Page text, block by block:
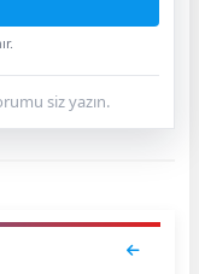
siz yazın.